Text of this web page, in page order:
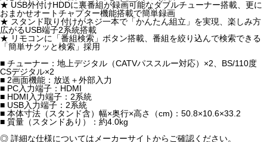
★ USB外付けHDDに裏番組が録画可能なダブルチューナー搭載、更に
おまかせオートチャプター機能搭載で簡単録画
★ スタンド取り付けがネジ一本で「かんたん組立」を実現、楽しみ方
広がるUSB端子2系統搭載
★ リモコンに「番組検索」ボタン搭載、番組を絞り込んで検索できる
「簡単サクッと検索」採用
■ チューナー：地上デジタル（CATVパススルー対応）×2、BS/110度
CSデジタル×2
■ 2画面機能：放送＋外部入力
■ PC入力端子：HDMI
■ HDMI入力端子：2系統
■ USB入力端子：2系統
■ 本体寸法（スタンド含）幅×奥行×高さ（cm)：50.8×10.6×33.2
■ 質量（スタンドあり）：約4.0kg
◎ 詳細な仕様についてはメーカーサイトからご確認ください。